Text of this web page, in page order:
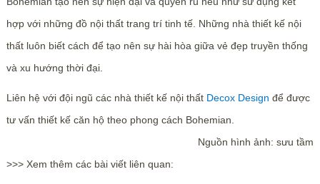
hợp với những đồ nội thất trang trí tinh tế. Những nhà thiết kế nội
thất luôn biết cách để tạo nên sự hài hòa giữa vẻ đẹp truyền thống
và xu hướng thời đại.
Liên hệ với đội ngũ các nhà thiết kế nội thất Decox Design để được
tư vấn thiết kế căn hộ theo phong cách Bohemian.
Nguồn hình ảnh: sưu tầm
>>> Xem thêm các bài viết liên quan: